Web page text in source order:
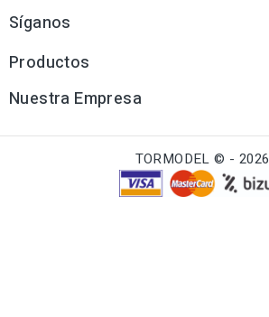
Síganos
Productos
Nuestra Empresa
TORMODEL © - 2026